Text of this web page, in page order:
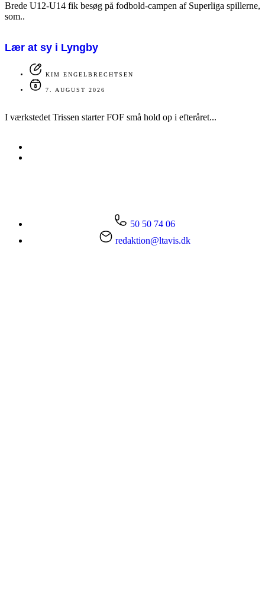
Brede U12-U14 fik besøg på fodbold-campen af Superliga spillerne,
som..
Lær at sy i Lyngby
KIM ENGELBRECHTSEN
7. AUGUST 2026
I værkstedet Trissen starter FOF små hold op i efteråret...
50 50 74 06
redaktion@ltavis.dk